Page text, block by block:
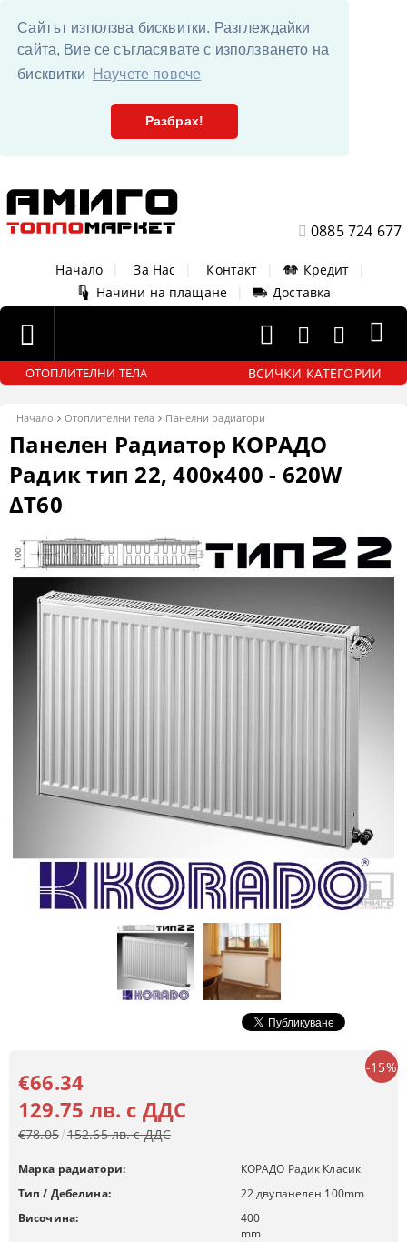
Сайтът използва бисквитки. Разглеждайки
сайта, Вие се съгласявате с използването на
бисквитки
Научете повече
Разбрах!
0885 724 677
Начало За Нас Контакт Кредит
Начини на плащане
Доставка
ОТОПЛИТЕЛНИ ТЕЛА ВСИЧКИ КАТЕГОРИИ
Начало Отоплителни тела Панелни радиатори
Панелен Радиатор KОРАДО
Радик тип 22, 400x400 - 620W
ΔT60
-15%
€66.34
129.75 лв. с ДДС
€78.05 152.65 лв. с ДДС
Марка радиатори:
КОРАДО Радик Класик
Тип / Дебелина:
22 двупанелен 100mm
Височина:
400
mm